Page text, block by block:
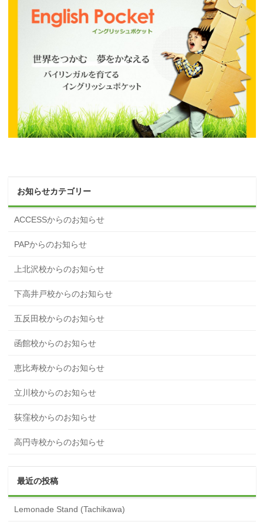
お知らせカテゴリー
ACCESSからのお知らせ
PAPからのお知らせ
上北沢校からのお知らせ
下高井戸校からのお知らせ
五反田校からのお知らせ
函館校からのお知らせ
恵比寿校からのお知らせ
立川校からのお知らせ
荻窪校からのお知らせ
高円寺校からのお知らせ
最近の投稿
Lemonade Stand (Tachikawa)